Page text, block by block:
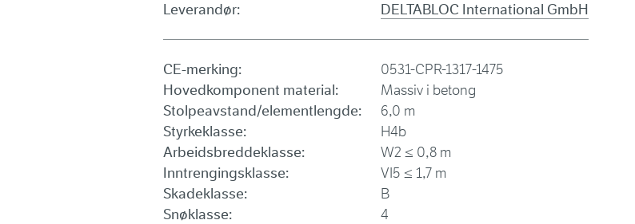
Leverandør:
DELTABLOC International GmbH
CE-merking:
0531-CPR-1317-1475
Hovedkomponent material:
Massiv i betong
Stolpeavstand/elementlengde:
6,0 m
Styrkeklasse:
H4b
Arbeidsbreddeklasse:
W2 ≤ 0,8 m
Inntrengingsklasse:
VI5 ≤ 1,7 m
Skadeklasse:
B
Snøklasse:
4